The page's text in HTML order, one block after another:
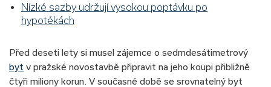
Nízké sazby udržují vysokou poptávku po
hypotékách
Před deseti lety si musel zájemce o sedmdesátimetrový
byt v pražské novostavbě připravit na jeho koupi přibližně
čtyři miliony korun. V současné době se srovnatelný byt